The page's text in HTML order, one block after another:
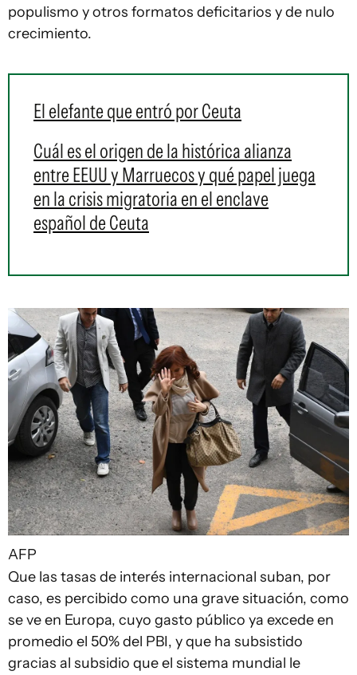
populismo y otros formatos deficitarios y de nulo
crecimiento.
El elefante que entró por Ceuta
Cuál es el origen de la histórica alianza
entre EEUU y Marruecos y qué papel juega
en la crisis migratoria en el enclave
español de Ceuta
AFP
Que las tasas de interés internacional suban, por
caso, es percibido como una grave situación, como
se ve en Europa, cuyo gasto público ya excede en
promedio el 50% del PBI, y que ha subsistido
gracias al subsidio que el sistema mundial le